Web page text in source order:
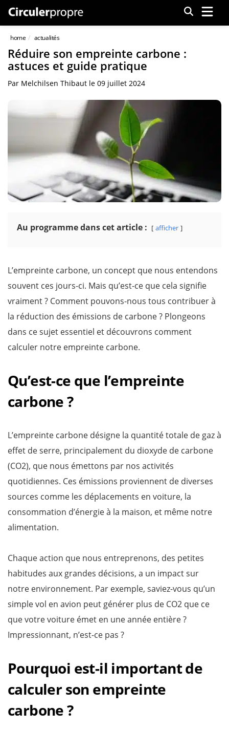
Menu
home actualités
Réduire son empreinte carbone :
astuces et guide pratique
Par Melchilsen Thibaut le 09 juillet 2024
Au programme dans cet article : afficher
L’empreinte carbone, un concept que nous entendons
souvent ces jours-ci. Mais qu’est-ce que cela signifie
vraiment ? Comment pouvons-nous tous contribuer à
la réduction des émissions de carbone ? Plongeons
dans ce sujet essentiel et découvrons comment
calculer notre empreinte carbone.
Qu’est-ce que l’empreinte
carbone ?
L’empreinte carbone désigne la quantité totale de gaz à
effet de serre, principalement du dioxyde de carbone
(CO2), que nous émettons par nos activités
quotidiennes. Ces émissions proviennent de diverses
sources comme les déplacements en voiture, la
consommation d’énergie à la maison, et même notre
alimentation.
Chaque action que nous entreprenons, des petites
habitudes aux grandes décisions, a un impact sur
notre environnement. Par exemple, saviez-vous qu’un
simple vol en avion peut générer plus de CO2 que ce
que votre voiture émet en une année entière ?
Impressionnant, n’est-ce pas ?
Pourquoi est-il important de
calculer son empreinte
carbone ?